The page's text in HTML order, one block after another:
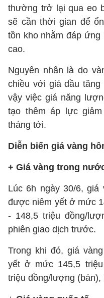
thường trở lại qua eo
sẽ cần thời gian để
tồn kho nhằm đáp
cao.
Nguyên nhân là do
chiều với giá dầu
vậy việc giá năng
tạo thêm áp lực
tháng tới.
Diễn biến giá vàng
+ Giá vàng trong
Lúc 6h ngày 30/6, giá
được niêm yết ở mức
- 148,5 triệu đồng/
phiên giao dịch trước.
Trong khi đó, giá
yết ở mức 145,5
triệu đồng/lượng (bán),